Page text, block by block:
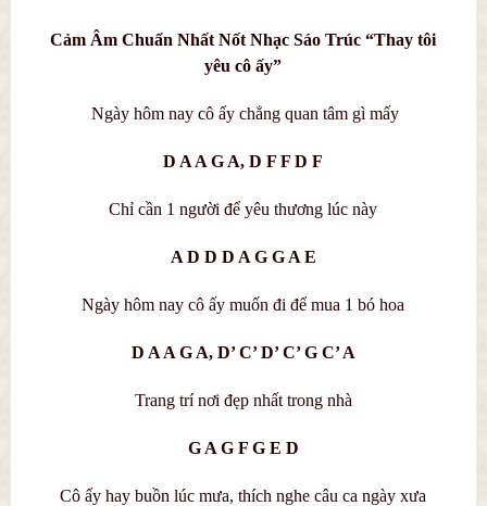
Cảm Âm Chuẩn Nhất Nốt Nhạc Sáo Trúc “Thay tôi
yêu cô ấy”
Ngày hôm nay cô ấy chẳng quan tâm gì mấy
D A A G A, D F F D F
Chỉ cần 1 người để yêu thương lúc này
A D D D A G G A E
Ngày hôm nay cô ấy muốn đi để mua 1 bó hoa
D A A G A, D’ C’ D’ C’ G C’ A
Trang trí nơi đẹp nhất trong nhà
G A G F G E D
Cô ấy hay buồn lúc mưa, thích nghe câu ca ngày xưa